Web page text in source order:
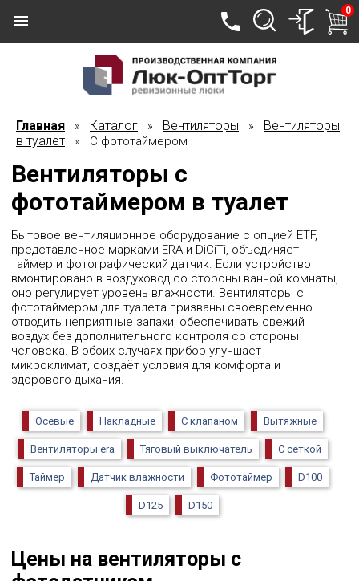
0
Главная » Каталог » Вентиляторы » Вентиляторы
в туалет » С фототаймером
Вентиляторы с
фототаймером в туалет
Бытовое вентиляционное оборудование с опцией ETF,
представленное марками ERA и DiCiTi, объединяет
таймер и фотографический датчик. Если устройство
вмонтировано в воздуховод со стороны ванной комнаты,
оно регулирует уровень влажности. Вентиляторы с
фототаймером для туалета призваны своевременно
отводить неприятные запахи, обеспечивать свежий
воздух без дополнительного контроля со стороны
человека. В обоих случаях прибор улучшает
микроклимат, создаёт условия для комфорта и
здорового дыхания.
Осевые Накладные С клапаном Вытяжные
Вентиляторы era Тяговый выключатель С сеткой
Таймер Датчик влажности Фототаймер D100
D125 D150
Цены на вентиляторы с